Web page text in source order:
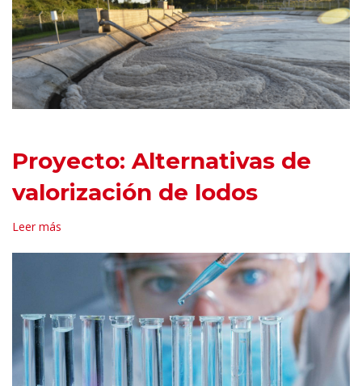
Proyecto: Alternativas de
valorización de lodos
Leer más